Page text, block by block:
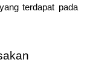
terdapat pada